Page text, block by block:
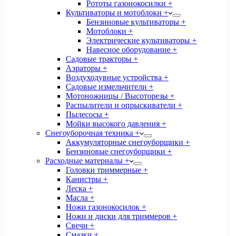
Рототы газонокосилки +
Культиваторы и мотоблоки +
Бензиновые культиваторы +
Мотоблоки +
Электрические культиваторы +
Навесное оборудование +
Садовые тракторы +
Аэраторы +
Воздуходувные устройства +
Садовые измельчители +
Мотоножницы / Высоторезы +
Распылители и опрыскиватели +
Пылесосы +
Мойки высокого давления +
Снегоуборочная техника +
Аккумуляторные снегоуборщики +
Бензиновые снегоуборщики +
Расходные материалы +
Головки триммерные +
Канистры +
Леска +
Масла +
Ножи газонокосилок +
Ножи и диски для триммеров +
Свечи +